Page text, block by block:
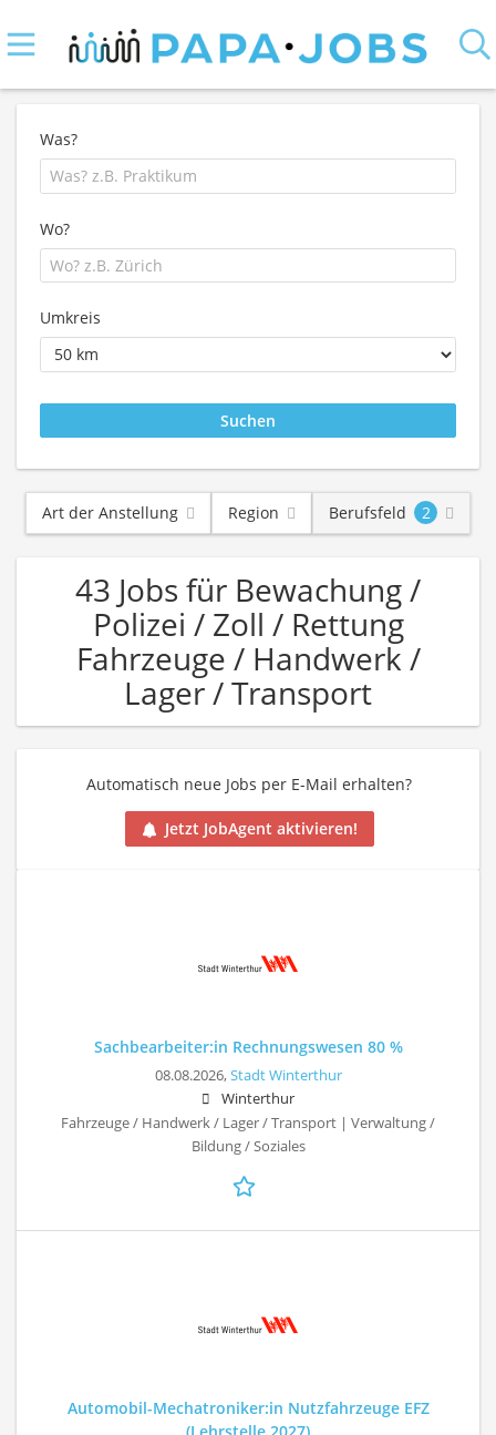
Was?
Wo?
Umkreis
Art der Anstellung Region Berufsfeld 2
43 Jobs für Bewachung /
Polizei / Zoll / Rettung
Fahrzeuge / Handwerk /
Lager / Transport
Automatisch neue Jobs per E-Mail erhalten?
Jetzt JobAgent aktivieren!
Sachbearbeiter:in Rechnungswesen 80 %
08.08.2026,Stadt Winterthur
Winterthur
Fahrzeuge / Handwerk / Lager / Transport | Verwaltung /
Bildung / Soziales
Automobil-Mechatroniker:in Nutzfahrzeuge EFZ
(Lehrstelle 2027)